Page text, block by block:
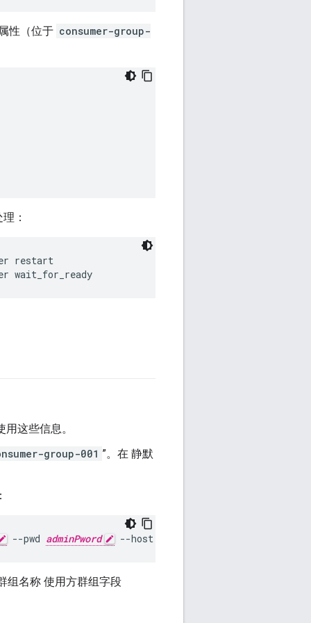
性（位于 consumer-group-
：
restart
wait_for_ready
这些信息。
group-001 ”。在 静默
--pwd adminPword --host localhost
组名称 使用方群组字段